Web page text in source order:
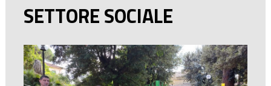
SETTORE SOCIALE